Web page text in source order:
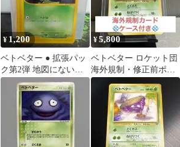
¥ 1,200
ベトベター ● 拡張パッ
ク第2弾 地図にない町
003/092
¥5,800
ベトベター ロケット団
海外規制・修正前ポケ
モンカード